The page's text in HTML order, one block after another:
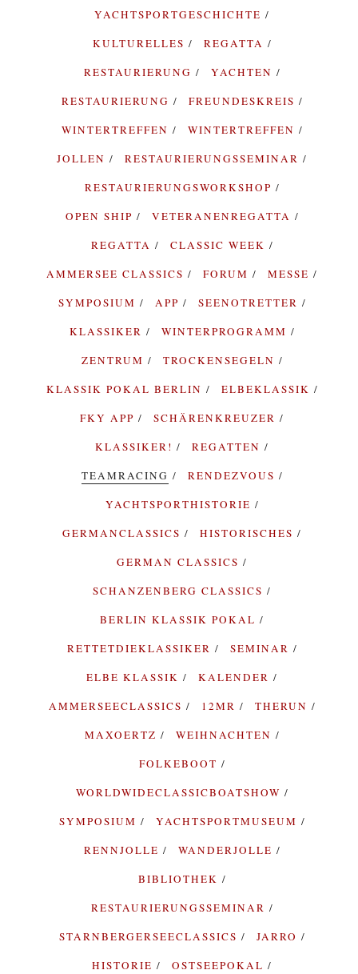
YACHTSPORTGESCHICHTE
KULTURELLES
REGATTA
RESTAURIERUNG
YACHTEN
RESTAURIERUNG
FREUNDESKREIS
WINTERTREFFEN
WINTERTREFFEN
JOLLEN
RESTAURIERUNGSSEMINAR
RESTAURIERUNGSWORKSHOP
OPEN SHIP
VETERANENREGATTA
REGATTA
CLASSIC WEEK
AMMERSEE CLASSICS
FORUM
MESSE
SYMPOSIUM
APP
SEENOTRETTER
KLASSIKER
WINTERPROGRAMM
ZENTRUM
TROCKENSEGELN
KLASSIK POKAL BERLIN
ELBEKLASSIK
FKY APP
SCHÄRENKREUZER
KLASSIKER!
REGATTEN
TEAMRACING
RENDEZVOUS
YACHTSPORTHISTORIE
GERMANCLASSICS
HISTORISCHES
GERMAN CLASSICS
SCHANZENBERG CLASSICS
BERLIN KLASSIK POKAL
RETTETDIEKLASSIKER
SEMINAR
ELBE KLASSIK
KALENDER
AMMERSEECLASSICS
12MR
THERUN
MAXOERTZ
WEIHNACHTEN
FOLKEBOOT
WORLDWIDECLASSICBOATSHOW
SYMPOSIUM
YACHTSPORTMUSEUM
RENNJOLLE
WANDERJOLLE
BIBLIOTHEK
RESTAURIERUNGSSEMINAR
STARNBERGERSEECLASSICS
JARRO
HISTORIE
OSTSEEPOKAL